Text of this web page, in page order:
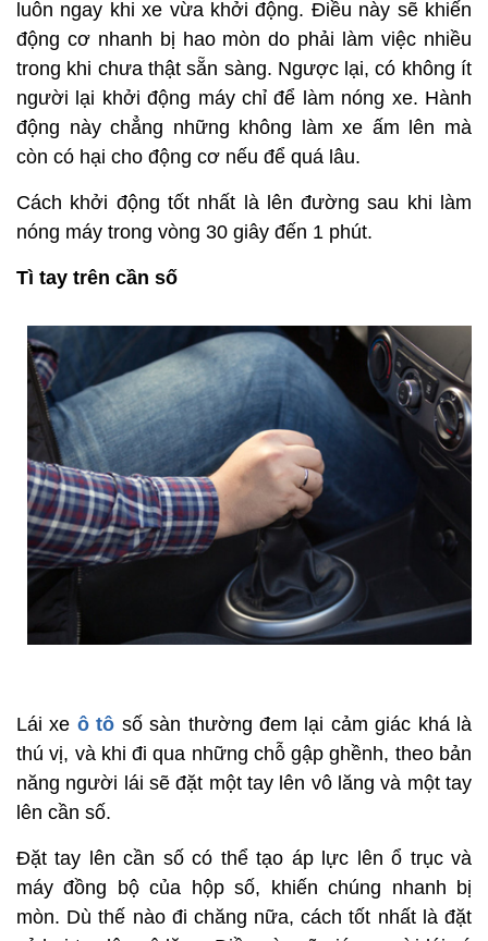
luôn ngay khi xe vừa khởi động. Điều này sẽ khiến
động cơ nhanh bị hao mòn do phải làm việc nhiều
trong khi chưa thật sẵn sàng. Ngược lại, có không ít
người lại khởi động máy chỉ để làm nóng xe. Hành
động này chẳng những không làm xe ấm lên mà
còn có hại cho động cơ nếu để quá lâu.
Cách khởi động tốt nhất là lên đường sau khi làm
nóng máy trong vòng 30 giây đến 1 phút.
Tì tay trên cần số
Lái xe ô tô số sàn thường đem lại cảm giác khá là
thú vị, và khi đi qua những chỗ gập ghềnh, theo bản
năng người lái sẽ đặt một tay lên vô lăng và một tay
lên cần số.
Đặt tay lên cần số có thể tạo áp lực lên ổ trục và
máy đồng bộ của hộp số, khiến chúng nhanh bị
mòn. Dù thế nào đi chăng nữa, cách tốt nhất là đặt